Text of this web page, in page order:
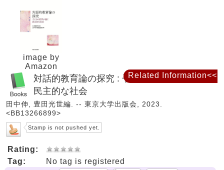
image by
Amazon
対話的教育論の探究 : 子どもの哲学が描く
民主的な社会
田中伸, 豊田光世編. -- 東京大学出版会, 2023.
<BB13266899>
Stamp is not pushed yet.
Rating:
Tag:
No tag is registered
Related Information<<